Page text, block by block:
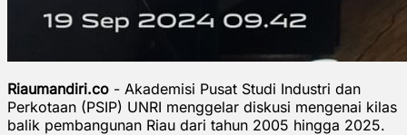
Riaumandiri.co - Akademisi Pusat Studi Industri dan
Perkotaan (PSIP) UNRI menggelar diskusi mengenai kilas
balik pembangunan Riau dari tahun 2005 hingga 2025.